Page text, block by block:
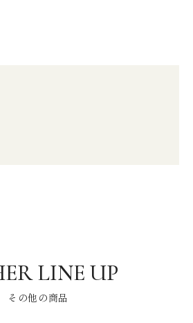
その他の商品